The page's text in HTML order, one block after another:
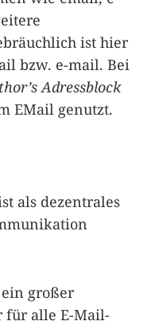
ist hier
bzw. e-mail. Bei
Adressblock
EMail genutzt.
als dezentrales
ein großer
für alle E-Mail-